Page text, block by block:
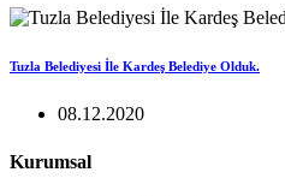
Tuzla Belediyesi İle Kardeş Belediye Olduk.
08.12.2020
Kurumsal